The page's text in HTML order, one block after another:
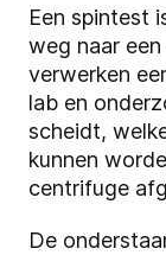
Een spintest
weg naar
verwerken
lab en
scheidt,
kunnen
centrifuge
De